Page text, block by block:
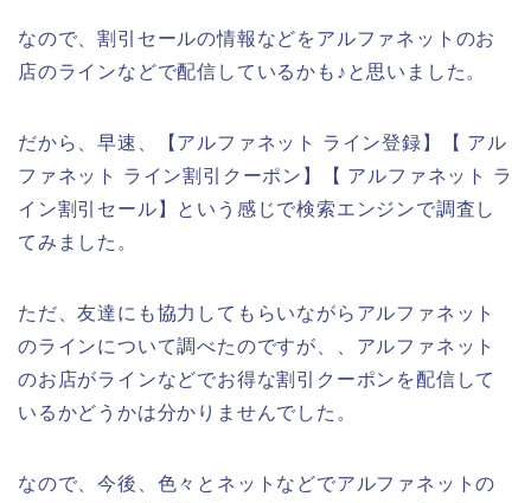
なので、割引セールの情報などをアルファネットのお
店のラインなどで配信しているかも♪と思いました。
だから、早速、【アルファネット ライン登録】【 アル
ファネット ライン割引クーポン】【 アルファネット ラ
イン割引セール】という感じで検索エンジンで調査し
てみました。
ただ、友達にも協力してもらいながらアルファネット
のラインについて調べたのですが、、アルファネット
のお店がラインなどでお得な割引クーポンを配信して
いるかどうかは分かりませんでした。
なので、今後、色々とネットなどでアルファネットの